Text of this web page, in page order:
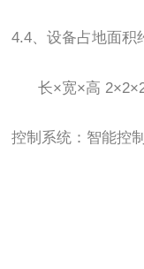
4.4、设备占地面积
长×宽×高 2×2×
控制系统：智能控